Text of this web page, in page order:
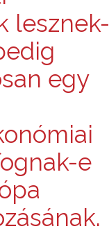
lesznek-
egy
e